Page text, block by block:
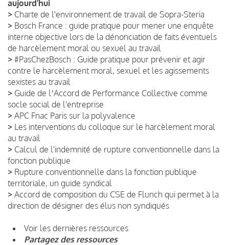
aujourd’hui
> Charte de l'environnement de travail de Sopra-Steria
> Bosch France : guide pratique pour mener une enquête
interne objective lors de la dénonciation de faits éventuels
de harcèlement moral ou sexuel au travail
> #PasChezBosch : Guide pratique pour prévenir et agir
contre le harcèlement moral, sexuel et les agissements
sexistes au travail
> Guide de lʼAccord de Performance Collective comme
socle social de l'entreprise
> APC Fnac Paris sur la polyvalence
> Les interventions du colloque sur le harcèlement moral
au travail
> Calcul de l'indemnité de rupture conventionnelle dans la
fonction publique
> Rupture conventionnelle dans la fonction publique
territoriale, un guide syndical
> Accord de composition du CSE de Flunch qui permet à la
direction de désigner des élus non syndiqués
Voir les dernières ressources
Partagez des ressources